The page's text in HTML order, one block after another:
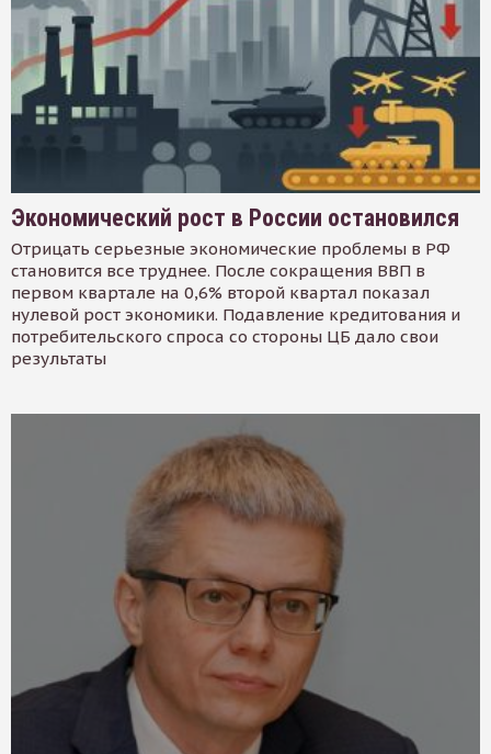
Экономический рост в России остановился
Отрицать серьезные экономические проблемы в РФ
становится все труднее. После сокращения ВВП в
первом квартале на 0,6% второй квартал показал
нулевой рост экономики. Подавление кредитования и
потребительского спроса со стороны ЦБ дало свои
результаты